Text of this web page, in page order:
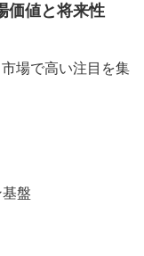
価値と将来性
場で高い注目を集
盤